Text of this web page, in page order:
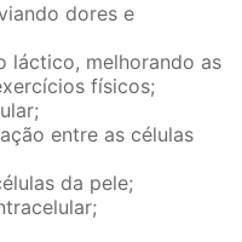
dores e
láctico, melhorando as
físicos;
entre as células
da pele;